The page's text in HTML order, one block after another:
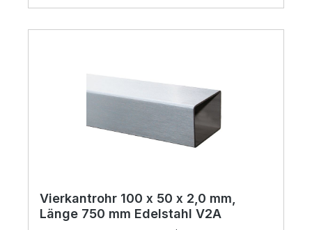
Vierkantrohr 100 x 50 x 2,0 mm,
Länge 750 mm Edelstahl V2A